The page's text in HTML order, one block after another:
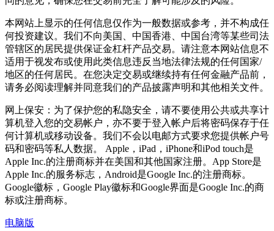
本网站上显示的任何信息仅作为一般数据或参考，并不构成任
何投资建议。我们不向美国、中国香港、中国台湾等某些司法
管辖区的居民提供保证金杠杆产品交易。请注意本网站信息不
适用于视发布或使用此类信息违反当地法律法规的任何国家/
地区的任何居民。在您决定交易或继续持有任何金融产品前，
请务必阅读理解并同意我们的产品披露声明和其他相关文件。
网上保安：为了保护您的私隐安全，请不要使用公共或共享计
算机登入您的交易帐户，亦不要于登入帐户后将密码保存于任
何计算机或移动设备。我们不会以电邮方式要求您提供帐户号
码和密码等私人数据。 Apple，iPad，iPhone和iPod touch是
Apple Inc.的注册商标并在美国和其他国家注册。App Store是
Apple Inc.的服务标志，Android是Google Inc.的注册商标。
Google徽标，Google Play徽标和Google界面是Google Inc.的商
标或注册商标。
电脑版